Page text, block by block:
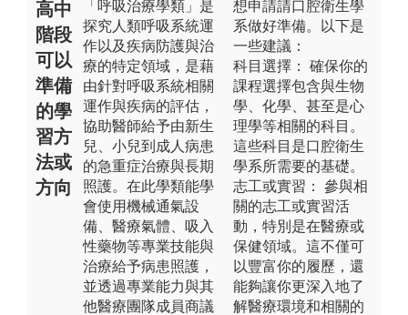
高中
階段
可以
準備
的學
習方
法或
方向
「呼吸治療學類」是
探究人類呼吸系統運
作以及疾病防護與治
療的特定領域，是藉
由針對呼吸系統相關
運作與疾病的評估，
協助醫師給予由新生
兒、小兒到成人病患
的急重症治療與長期
照護。在此學類能學
會使用機械通氣設
備、醫療氣體、吸入
性藥物等專業技能與
治療給予病患照護，
並透過專業能力與其
他醫療團隊成員商議
想申請請口腔衛生學
系做好準備。以下是
一些建議：
科目選擇： 確保你的
課程選擇包含與生物
學、化學、甚至是心
理學等相關的科目。
這些科目是口腔衛生
學系所需要的基礎。
志工或實習： 參與相
關的志工或實習活
動，特別是在醫療或
保健領域。這不僅可
以豐富你的履歷，還
能夠讓你更深入地了
解醫療環境和相關的